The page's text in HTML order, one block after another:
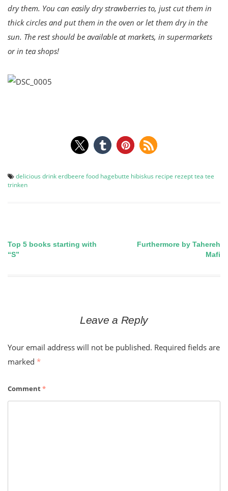
dry them. You can easily dry strawberries to, just cut them in
thick circles and put them in the oven or let them dry in the
sun. The rest should be available at markets, in supermarkets
or in tea shops!
delicious drinkerdbeere food hagebutte hibiskus recipe rezepttea tee
trinken
Post
navigation
Top 5 books starting with
“S”
Furthermore by Tahereh
Mafi
Leave a Reply
Your email address will not be published. Required fields are
marked *
Comment*